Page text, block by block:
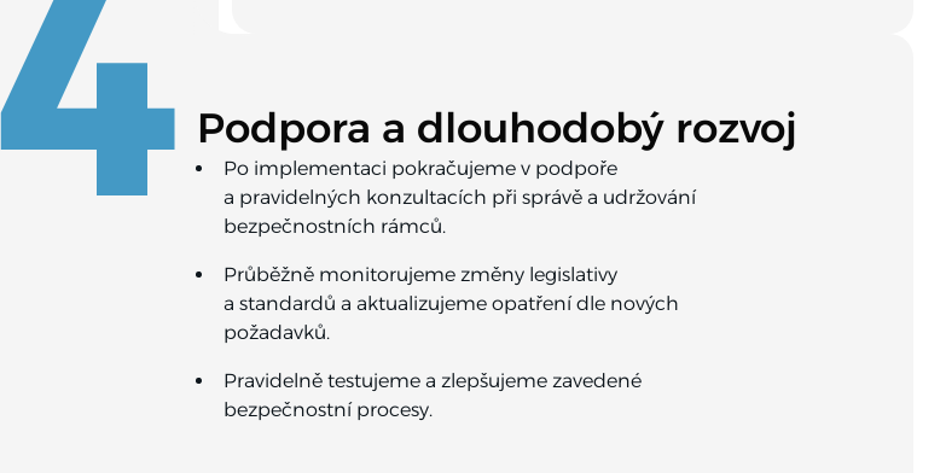
Podpora a dlouhodobý rozvoj
Po implementaci pokračujeme v podpoře
a pravidelných konzultacích při správě a udržování
bezpečnostních rámců.
Průběžně monitorujeme změny legislativy
a standardů a aktualizujeme opatření dle nových
požadavků.
Pravidelně testujeme a zlepšujeme zavedené
bezpečnostní procesy.